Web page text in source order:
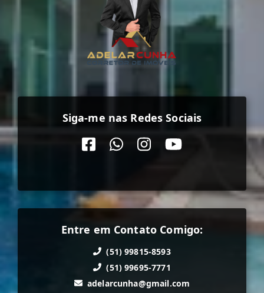
Siga-me nas Redes Sociais
Entre em Contato Comigo:
(51) 99815-8593
(51) 99695-7771
adelarcunha@gmail.com